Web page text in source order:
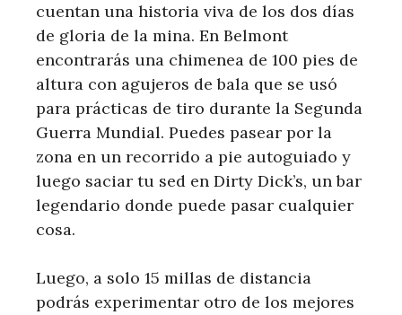
cuentan una historia viva de los dos días
de gloria de la mina. En Belmont
encontrarás una chimenea de 100 pies de
altura con agujeros de bala que se usó
para prácticas de tiro durante la Segunda
Guerra Mundial. Puedes pasear por la
zona en un recorrido a pie autoguiado y
luego saciar tu sed en Dirty Dick’s, un bar
legendario donde puede pasar cualquier
cosa.
Luego, a solo 15 millas de distancia
podrás experimentar otro de los mejores